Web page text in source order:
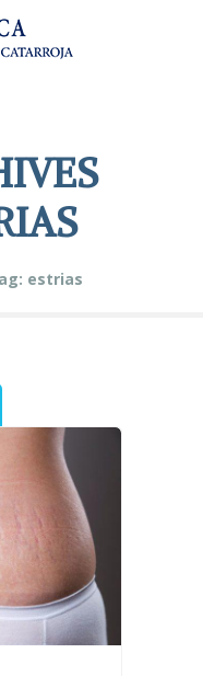
estrias